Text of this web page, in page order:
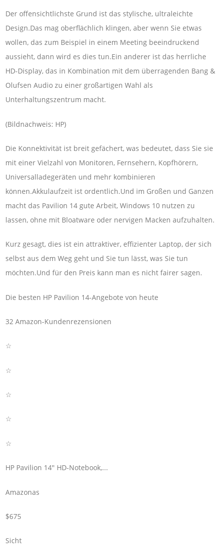
Der offensichtlichste Grund ist das stylische, ultraleichte
Design.Das mag oberflächlich klingen, aber wenn Sie etwas
wollen, das zum Beispiel in einem Meeting beeindruckend
aussieht, dann wird es dies tun.Ein anderer ist das herrliche
HD-Display, das in Kombination mit dem überragenden Bang &
Olufsen Audio zu einer großartigen Wahl als
Unterhaltungszentrum macht.
(Bildnachweis: HP)
Die Konnektivität ist breit gefächert, was bedeutet, dass Sie sie
mit einer Vielzahl von Monitoren, Fernsehern, Kopfhörern,
Universalladegeräten und mehr kombinieren
können.Akkulaufzeit ist ordentlich.Und im Großen und Ganzen
macht das Pavilion 14 gute Arbeit, Windows 10 nutzen zu
lassen, ohne mit Bloatware oder nervigen Macken aufzuhalten.
Kurz gesagt, dies ist ein attraktiver, effizienter Laptop, der sich
selbst aus dem Weg geht und Sie tun lässt, was Sie tun
möchten.Und für den Preis kann man es nicht fairer sagen.
Die besten HP Pavilion 14-Angebote von heute
32 Amazon-Kundenrezensionen
☆
☆
☆
☆
☆
HP Pavilion 14" HD-Notebook,...
Amazonas
$675
Sicht